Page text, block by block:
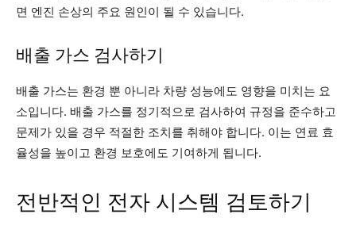
면 엔진 손상의 주요 원인이 될 수 있습니다.
배출 가스 검사하기
배출 가스는 환경 뿐 아니라 차량 성능에도 영향을 미치는 요
소입니다. 배출 가스를 정기적으로 검사하여 규정을 준수하고
문제가 있을 경우 적절한 조치를 취해야 합니다. 이는 연료 효
율성을 높이고 환경 보호에도 기여하게 됩니다.
전반적인 전자 시스템 검토하기